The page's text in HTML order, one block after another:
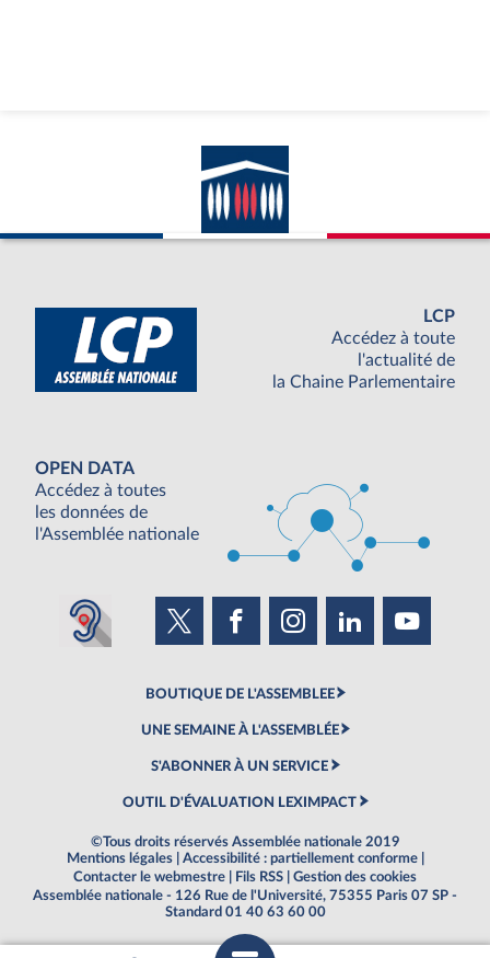
LCP
Accédez à toute
l'actualité de
la Chaine Parlementaire
OPEN DATA
Accédez à toutes
les données de
l'Assemblée nationale
BOUTIQUE DE L'ASSEMBLEE
UNE SEMAINE À L'ASSEMBLÉE
S'ABONNER À UN SERVICE
OUTIL D'ÉVALUATION LEXIMPACT
©Tous droits réservés Assemblée nationale 2019
Mentions légales
Accessibilité : partiellement conforme
Contacter le webmestre
Fils RSS
Gestion des cookies
Assemblée nationale - 126 Rue de l'Université, 75355 Paris 07 SP -
Standard 01 40 63 60 00